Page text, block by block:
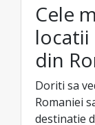
Cele
locatii
din
Doriti sa
Romaniei
destinatie